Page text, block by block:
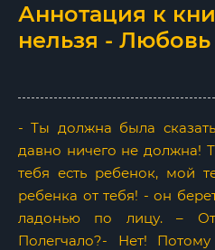
Аннотация к
нельзя -
- Ты должна была
давно ничего не должна!
тебя есть ребенок, мой
ребенка от тебя! - он
ладонью по лицу. –
Полегчало?- Нет!